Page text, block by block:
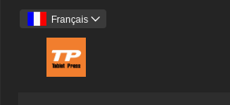
Français 